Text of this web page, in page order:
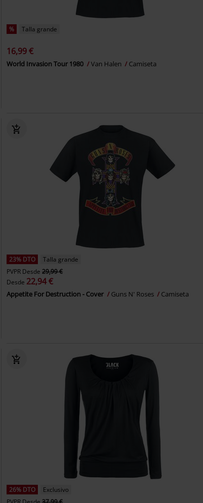
% Talla grande
16,99 €
World Invasion Tour 1980 Van Halen Camiseta
23% DTO
Talla grande
PVPR Desde29,99 €
Desde 22,94 €
Appetite For Destruction - Cover Guns N' Roses Camiseta
26% DTO
Exclusivo